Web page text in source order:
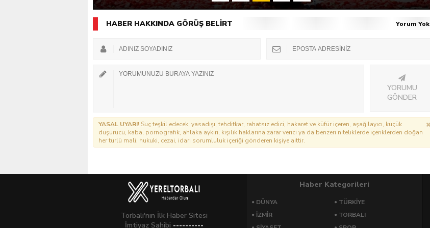
HABER HAKKINDA GÖRÜŞ BELİRT Yorum Yok
YORUMU
GÖNDER
YASAL UYARI! Suç teşkil edecek, yasadışı, tehditkar, rahatsız edici, hakaret ve küfür içeren, aşağılayıcı, küçük
düşürücü, kaba, pornografik, ahlaka aykırı, kişilik haklarına zarar verici ya da benzeri niteliklerde içeriklerden doğan
her türlü mali, hukuki, cezai, idari sorumluluk içeriği gönderen kişiye aittir.
Torbalı'nın İlk Haber Sitesi
İmtiyaz Sahibi ----------
Haber Kategorileri
DÜNYA
TÜRKIYE
İZMIR
TORBALI